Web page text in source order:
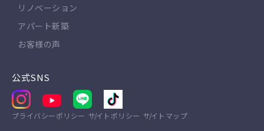
リノベーション
アパート新築
お客様の声
公式SNS
プライバシーポリシー サイトポリシー サイトマップ